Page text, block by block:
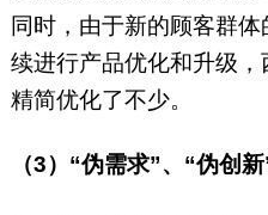
同时，由于新的顾客群
续进行产品优化和升级
精简优化了不少。
（3）“伪需求”、“伪创